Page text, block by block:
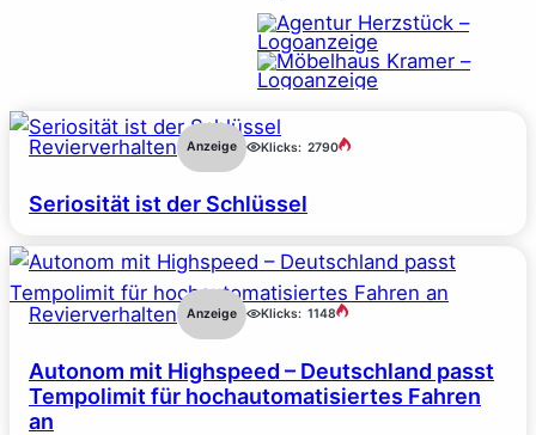
Revierverhalten Anzeige Klicks: 2790
Seriosität ist der Schlüssel
Revierverhalten Anzeige Klicks: 1148
Autonom mit Highspeed – Deutschland passt
Tempolimit für hochautomatisiertes Fahren
an